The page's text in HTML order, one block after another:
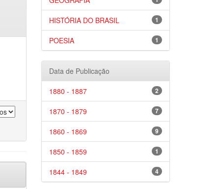
1
HISTÓRIA DO BRASIL
1
POESIA
Data de Publicação
2
1880 - 1887
7
1870 - 1879
9
1860 - 1869
1
1850 - 1859
4
1844 - 1849